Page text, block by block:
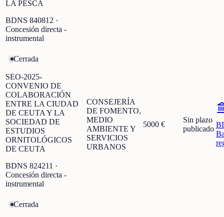
LA PESCA
BDNS 840812 ·
Concesión directa -
instrumental
Cerrada
SEO-2025-
CONVENIO DE
COLABORACIÓN
ENTRE LA CIUDAD
DE CEUTA Y LA
SOCIEDAD DE
ESTUDIOS
ORNITOLÓGICOS
DE CEUTA
BDNS 824211 ·
Concesión directa -
instrumental
CONSEJERÍA
DE FOMENTO,
MEDIO
AMBIENTE Y
SERVICIOS
URBANOS
5000 €
Sin plazo
publicado
Cerrada